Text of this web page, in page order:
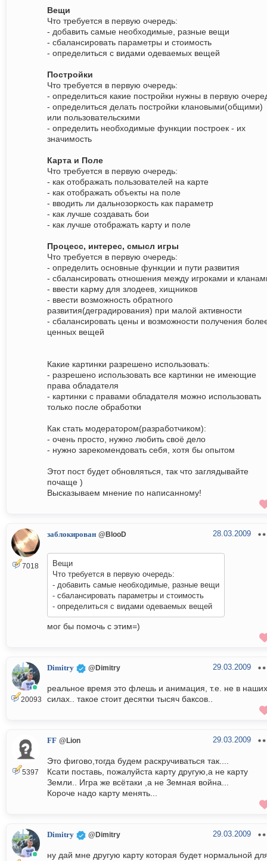
Вещи
Что требуется в первую очередь:
- добавить самые необходимые, разные вещи
- сбалансировать параметры и стоимость
- определиться с видами одеваемых вещей
Постройки
Что требуется в первую очередь:
- определиться какие постройки нужны в первую
- определиться делать постройки клановыми(общими)
или пользовательскими
- определить необходимые функции построек - их
значимость
Карта и Поле
Что требуется в первую очередь:
- как отображать пользователей на карте
- как отображать объекты на поле
- вводить ли дальнозоркость как параметр
- как лучше создавать бои
- как лучше отображать карту и поле
Процесс, интерес, смысл игры
Что требуется в первую очередь:
- определить основные функции и пути развития
- сбалансировать отношения между игроками и
- ввести карму для злодеев, хищников
- ввести возможность обратного
развития(деградирования) при малой активности
- сбалансировать цены и возможности получения
ценных вещей
Какие картинки разрешено использовать:
- разрешено использовать все картинки не имеющие
права обладателя
- картинки с правами обладателя можно использовать
только после обработки
Как стать модератором(разработчиком):
- очень просто, нужно любить своё дело
- нужно зарекомендовать себя, хотя бы опытом
Этот пост будет обновляться, так что заглядывайте
почаще )
Высказываем мнение по написанному!
7018
заблокирован @BlooD 28.03.2009
Вещи
Что требуется в первую очередь:
- добавить самые необходимые, разные вещи
- сбалансировать параметры и стоимость
- определиться с видами одеваемых вещей
мог бы помочь с этим=)
20093
Dimitry @Dimitry 29.03.2009
реальное время это флешь и анимация, т.е. не в наших
силах.. такое стоит десятки тысяч баксов..
5397
FF @Lion 29.03.2009
Это фигово,тогда будем раскручиваться так....
Ксати поставь, пожалуйста карту другую,а не карту
Земли.. Игра же всётаки ,а не Земная война...
Короче надо карту менять...
Dimitry @Dimitry 29.03.2009
ну дай мне другую карту которая будет нормальной